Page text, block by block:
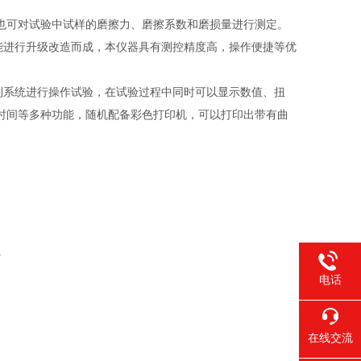
对试验中试样的磨擦力、磨擦系数和磨损量进行测定。
行升级改造而成，本仪器具有测控精度高，操作便捷等优
统进行操作试验，在试验过程中同时可以显示数值、扭
等多种功能，随机配备彩色打印机，可以打印出带有曲
电话
在线交流